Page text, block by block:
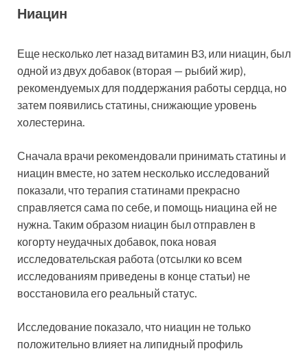
Ниацин
Еще несколько лет назад витамин B3, или ниацин, был
одной из двух добавок (вторая — рыбий жир),
рекомендуемых для поддержания работы сердца, но
затем появились статины, снижающие уровень
холестерина.
Сначала врачи рекомендовали принимать статины и
ниацин вместе, но затем несколько исследований
показали, что терапия статинами прекрасно
справляется сама по себе, и помощь ниацина ей не
нужна. Таким образом ниацин был отправлен в
когорту неудачных добавок, пока новая
исследовательская работа (отсылки ко всем
исследованиям приведены в конце статьи) не
восстановила его реальный статус.
Исследование показало, что ниацин не только
положительно влияет на липидный профиль